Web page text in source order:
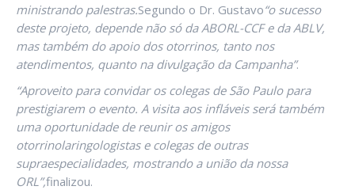
ministrando palestras.Segundo o Dr. Gustavo“o sucesso
deste projeto, depende não só da ABORL-CCF e da ABLV,
mas também do apoio dos otorrinos, tanto nos
atendimentos, quanto na divulgação da Campanha”.
“Aproveito para convidar os colegas de São Paulo para
prestigiarem o evento. A visita aos infláveis será também
uma oportunidade de reunir os amigos
otorrinolaringologistas e colegas de outras
supraespecialidades, mostrando a união da nossa
ORL”,finalizou.